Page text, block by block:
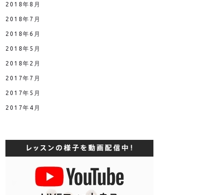
2018年8月
2018年7月
2018年6月
2018年5月
2018年2月
2017年7月
2017年5月
2017年4月